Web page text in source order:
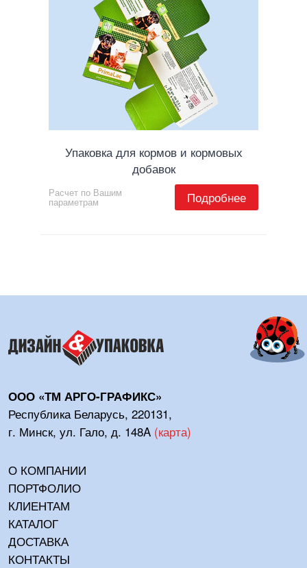
Упаковка для кормов и кормовых
добавок
Расчет по Вашим
параметрам Подробнее
ООО «ТМ АРГО-ГРАФИКС»
Республика Беларусь, 220131,
г. Минск, ул. Гало, д. 148A (карта)
О КОМПАНИИ
ПОРТФОЛИО
КЛИЕНТАМ
КАТАЛОГ
ДОСТАВКА
КОНТАКТЫ